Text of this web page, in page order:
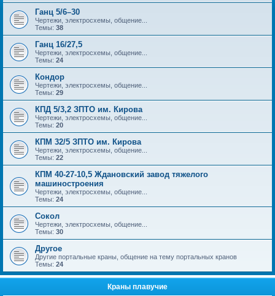
Ганц 5/6–30
Чертежи, электросхемы, общение...
Темы: 38
Ганц 16/27,5
Чертежи, электросхемы, общение...
Темы: 24
Кондор
Чертежи, электросхемы, общение...
Темы: 29
КПД 5/3,2 ЗПТО им. Кирова
Чертежи, электросхемы, общение...
Темы: 20
КПМ 32/5 ЗПТО им. Кирова
Чертежи, электросхемы, общение...
Темы: 22
КПМ 40-27-10,5 Ждановский завод тяжелого
машиностроения
Чертежи, электросхемы, общение...
Темы: 24
Сокол
Чертежи, электросхемы, общение...
Темы: 30
Другое
Другие портальные краны, общение на тему портальных кранов
Темы: 24
Краны плавучие